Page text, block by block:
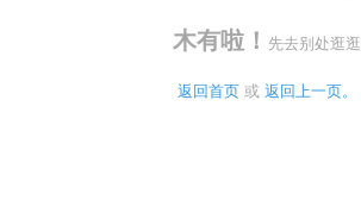
木有啦！ 先去别处逛逛
返回首页 或 返回上一页。